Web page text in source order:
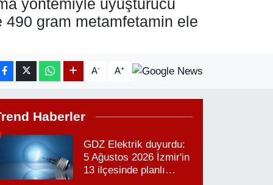
yöntemiyle uyuşturucu
490 gram metamfetamin ele
A- A+
Haberler
GDZ Elektrik duyurdu:
5 Ağustos 2026 İzmir'in
13 ilçesinde planlı